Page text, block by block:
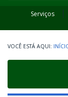
Serviços